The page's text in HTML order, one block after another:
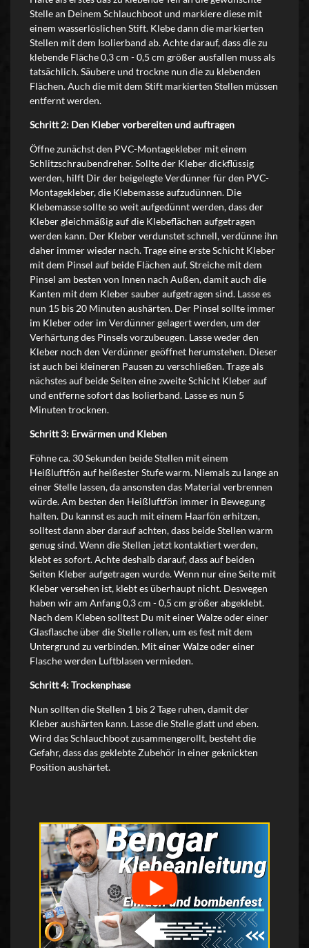
Stelle an Deinem Schlauchboot und markiere diese mit
einem wasserlöslichen Stift. Klebe dann die markierten
Stellen mit dem Isolierband ab. Achte darauf, dass die zu
klebende Fläche 0,3 cm - 0,5 cm größer ausfallen muss als
tatsächlich. Säubere und trockne nun die zu klebenden
Flächen. Auch die mit dem Stift markierten Stellen müssen
entfernt werden.
Schritt 2: Den Kleber vorbereiten und auftragen
Öffne zunächst den PVC-Montagekleber mit einem
Schlitzschraubendreher. Sollte der Kleber dickflüssig
werden, hilft Dir der beigelegte Verdünner für den PVC-
Montagekleber, die Klebemasse aufzudünnen. Die
Klebemasse sollte so weit aufgedünnt werden, dass der
Kleber gleichmäßig auf die Klebeflächen aufgetragen
werden kann. Der Kleber verdunstet schnell, verdünne ihn
daher immer wieder nach. Trage eine erste Schicht Kleber
mit dem Pinsel auf beide Flächen auf. Streiche mit dem
Pinsel am besten von Innen nach Außen, damit auch die
Kanten mit dem Kleber sauber aufgetragen sind. Lasse es
nun 15 bis 20 Minuten aushärten. Der Pinsel sollte immer
im Kleber oder im Verdünner gelagert werden, um der
Verhärtung des Pinsels vorzubeugen. Lasse weder den
Kleber noch den Verdünner geöffnet herumstehen. Dieser
ist auch bei kleineren Pausen zu verschließen. Trage als
nächstes auf beide Seiten eine zweite Schicht Kleber auf
und entferne sofort das Isolierband. Lasse es nun 5
Minuten trocknen.
Schritt 3: Erwärmen und Kleben
Föhne ca. 30 Sekunden beide Stellen mit einem
Heißluftfön auf heißester Stufe warm. Niemals zu lange an
einer Stelle lassen, da ansonsten das Material verbrennen
würde. Am besten den Heißluftfön immer in Bewegung
halten. Du kannst es auch mit einem Haarfön erhitzen,
solltest dann aber darauf achten, dass beide Stellen warm
genug sind. Wenn die Stellen jetzt kontaktiert werden,
klebt es sofort. Achte deshalb darauf, dass auf beiden
Seiten Kleber aufgetragen wurde. Wenn nur eine Seite mit
Kleber versehen ist, klebt es überhaupt nicht. Deswegen
haben wir am Anfang 0,3 cm - 0,5 cm größer abgeklebt.
Nach dem Kleben solltest Du mit einer Walze oder einer
Glasflasche über die Stelle rollen, um es fest mit dem
Untergrund zu verbinden. Mit einer Walze oder einer
Flasche werden Luftblasen vermieden.
Schritt 4: Trockenphase
Nun sollten die Stellen 1 bis 2 Tage ruhen, damit der
Kleber aushärten kann. Lasse die Stelle glatt und eben.
Wird das Schlauchboot zusammengerollt, besteht die
Gefahr, dass das geklebte Zubehör in einer geknickten
Position aushärtet.